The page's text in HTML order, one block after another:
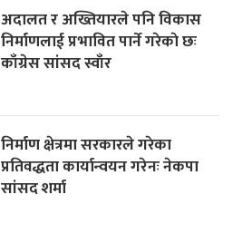
अदालत र अख्तियारले पनि विकास
निर्माणलाई प्रभावित पार्ने गरेकाे छः
काँग्रेस सांसद स्वाँर
निर्माण क्षेत्रमा सरकारले गरेका
प्रतिवद्धता कार्यान्वयन गरेनः नेकपा
सांसद शर्मा